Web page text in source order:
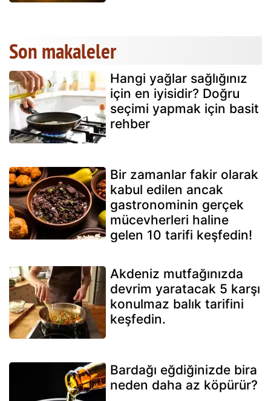
Son makaleler
Hangi yağlar sağlığınız
için en iyisidir? Doğru
seçimi yapmak için basit
rehber
Bir zamanlar fakir olarak
kabul edilen ancak
gastronominin gerçek
mücevherleri haline
gelen 10 tarifi keşfedin!
Akdeniz mutfağınızda
devrim yaratacak 5 karşı
konulmaz balık tarifini
keşfedin.
Bardağı eğdiğinizde bira
neden daha az köpürür?